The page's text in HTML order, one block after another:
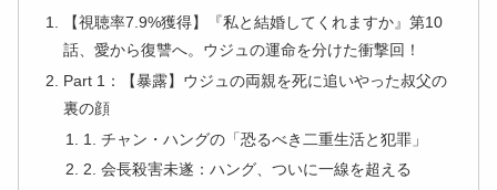
【視聴率7.9%獲得】『私と結婚してくれますか』第10
話、愛から復讐へ。ウジュの運命を分けた衝撃回！
Part 1：【暴露】ウジュの両親を死に追いやった叔父の
裏の顔
1. チャン・ハングの「恐るべき二重生活と犯罪」
2. 会長殺害未遂：ハング、ついに一線を超える